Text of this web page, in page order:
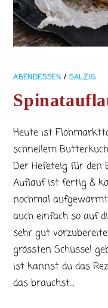
ABENDESSEN /SALZIG
Heute ist
schnellem
Der Hefeteig für den
Auflauf ist fertig &
nochmal
auch einfach so auf
sehr gut
grössten Schüssel
ist kannst du das
das brauchst…